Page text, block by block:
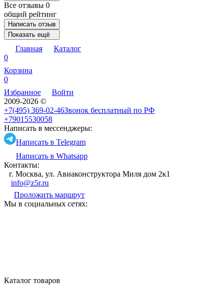
Все отзывы 0
общий рейтинг
Написать отзыв
Показать ещё
Главная
Каталог
0
Корзина
0
Избранное
Войти
2009-2026 ©
+7(495) 369-02-46Звонок бесплатный по РФ
+79015530058
Написать в мессенджеры:
Написать в Telegram
Написать в Whatsapp
Контакты:
г. Москва, ул. Авиаконструктора Миля дом 2к1
info@z5r.ru
Проложить маршрут
Мы в социальных сетях:
Каталог товаров